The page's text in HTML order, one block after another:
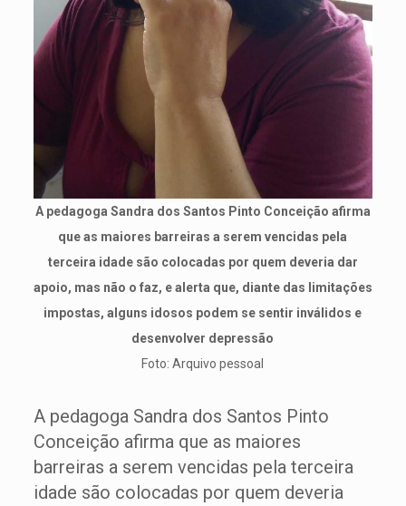
A pedagoga Sandra dos Santos Pinto Conceição afirma
que as maiores barreiras a serem vencidas pela
terceira idade são colocadas por quem deveria dar
apoio, mas não o faz, e alerta que, diante das limitações
impostas, alguns idosos podem se sentir inválidos e
desenvolver depressão
Foto: Arquivo pessoal
A pedagoga Sandra dos Santos Pinto
Conceição afirma que as maiores
barreiras a serem vencidas pela terceira
idade são colocadas por quem deveria